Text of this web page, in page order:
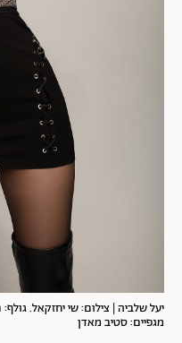
יעל שלביה | צילום: שי יחזקאל.
מגפיים: סטיב מאדן